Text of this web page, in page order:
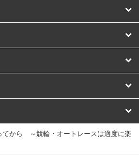
競輪場 取手競輪場 宇都宮競輪場
てから ～競輪・オートレースは適度に楽